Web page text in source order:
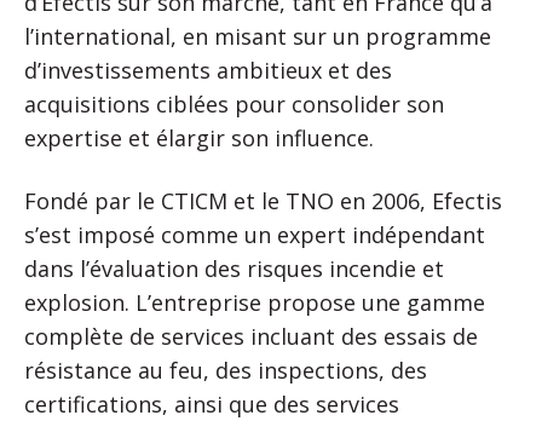
l’international, en misant sur un programme
d’investissements ambitieux et des
acquisitions ciblées pour consolider son
expertise et élargir son influence.
Fondé par le CTICM et le TNO en 2006, Efectis
s’est imposé comme un expert indépendant
dans l’évaluation des risques incendie et
explosion. L’entreprise propose une gamme
complète de services incluant des essais de
résistance au feu, des inspections, des
certifications, ainsi que des services